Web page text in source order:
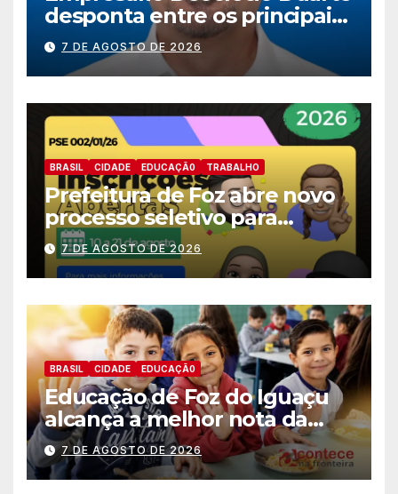
desponta entre os principais
nomes do União Brasil para
deputado estadual
7 DE AGOSTO DE 2026
BRASIL CIDADE EDUCAÇÃ0 TRABALHO
Prefeitura de Foz abre novo
processo seletivo para
estagiários
7 DE AGOSTO DE 2026
BRASIL CIDADE EDUCAÇÃ0
Educação de Foz do Iguaçu
alcança a melhor nota da
história no IDEB
7 DE AGOSTO DE 2026